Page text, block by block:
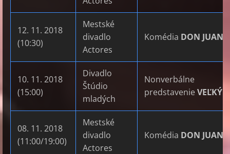
12. 11. 2018
(10:30)
Mestské
divadlo
Actores
Komédia DON JUAN
10. 11. 2018
(15:00)
Divadlo
Štúdio
mladých
Nonverbálne
predstavenieVEĽKÝ
08. 11. 2018
(11:00/19:00)
Mestské
divadlo
Actores
Komédia DON JUAN